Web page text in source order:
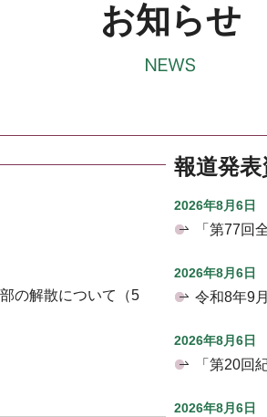
お知らせ
の解散について（5
報道発表
2026年8月6日
「第77回
2026年8月6日
令和8年9
2026年8月6日
「第20回
2026年8月6日